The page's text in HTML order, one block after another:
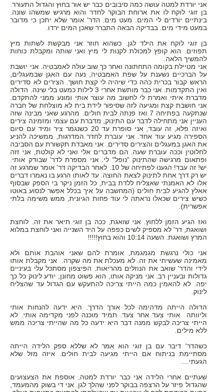
אני יורדת למטה עושה כמה סיבובים כבר יש אור בחוץ והגדול התעורר.
בן זוגי לוקח לו את ארוחת הבוקר לחדר והוא מרגיש שמשהו שונה.
בינתיים יורדים לי המים. מעט מים. הדר' אומר שלא יתכן כי מדובר
במעט מידי מים. בבדיקה הבאה התברר שאכן המים ירדו.
בן זוגי לוקח את הילד לגן. כשהוא חוזר אני מבקשת לשתות מיץ
תפוזים. הוא קופץ למכולת לקנות לי מיץ ואני שותה ומקבלת כוחות
להמשיך הלאה.
אני מטיילת בקומה התחתונה ואחר כך שוב עולה לאמבטיה. אני יושבת
על הברכיים נשענת על שפת האמבטיה, נעה עם האגן שבמעגלים,
הראש קבור בכרית כהה כדי שיהיה לי קצת חושך. הצירים לא סדירים
ואין התקדמות. אני כבר מותשת אחרי 3 לילות כמעט בלי שינה. הדולה
מדברת איתי ואמרת לי לחשוב מה עוצר אותי ומונע ממני להתקדם.
אני חושבת קצת ומגיעה לזה שסיפור לידת בית לא מוצלחת של חברה
שנתקעה בפתיחה 7 ואז פנתה לבית חולים. מהרגע שאני מבינה שזה
העניין אני מתחילה לדבר עם התינוק, מדברת עם עצמי ומזמינה צירים
ואיזה פלא, זה עובד, אני סופרת עד 20 כשנגמר ציר ומיד עם סיום
הספירה מגיע עוד אחד. אני עוברת לחדר המדרגות, ממשיכה להניע
את האגן במעגלים והצירים סדירים. אני מאבדת תקשורת עם הסביבה
לחלוטין וככה עוברת שעה. הם מדברים אלי ואני לא קולטת, אני זזה
ופתאום מרגישה שהתינוק "נופל" לי. אני מספרת לדר' שבודק אותי.
יש! זה עבד! הגענו לפתיחה של 10. לאחר הבדיקה דר' אומר שמרגע זה
יש רק דרך אחת לתינוק לצאת החוצה. עד לאותו הרגע בו נאמרו דברים
אלו לא האמנתי שאצליח ללדת בבית, כל הזמן ניקר בי הספק שבסוף
אאלץ להגיע לבית חולים (המחשבה על איך בכלל אפשר לנסוע באוטו
כשיש צירים שכאלו נראתה לי עוד פחות הגיונית, ממש משימה בלתי
אפשרית).
ואז הגיע הזמן ללחוץ. אני שואגת, ככה בן זוגי תיאר את זה. לוחצת
ושואגת, דר' לא מספיק לשים כפפה על היד השנייה ואני לוחצת במלוא
המרץ ושואגת. השעה 10:14 והוא בחוץ!!!!!
אני כולי נרגשת מגמגמת, אומרת להם שאני אוהבת אותם ולא
מאמינה שעשיתי את זה. לא מעכלת את מה שקרה. אני מקבלת אותו
לידי והדר' שואב את הנוזלים מהריאות. הפיצפון מסתכל עלי בעיניים
גדולות ובעניין רב. אני מניקה אותו, הוא פשוט מחונן, יודע לינוק כל כך
יפה. לא להאמין כמה הייתי צריכה להתעקש עם הגדול עד שהצליח
לינוק.
הדולה הייתה מדהימה לכל אורך הדרך. היא ידעה להנחות אותי
וליוותה אותי צעד אחר צעד. תמיד מוכנה לפני מקדימה אותי. לא
הייתי צריכה לבקש ממנה דבר היא ידעה כל מה שהייתי צריכה ממש
ללא מילים.
כשהדר' דיבר עם בן זוגי הוא אמר לא שללא ספק הלידה הייתה
מסתיימת בניתוח אם הייתי מגיעה לבית חולים. איזה מזל שלא
הגעתי....
שעתיים אחרי הלידה אני כבר יורדת למטה, אוספת את הצעצועים
שהגדול פיזר על הרצפה בבוקר לפני שהלך לגן. אני די בשוק מהמעמד,